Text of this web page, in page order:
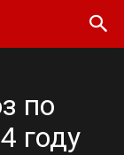
по
году